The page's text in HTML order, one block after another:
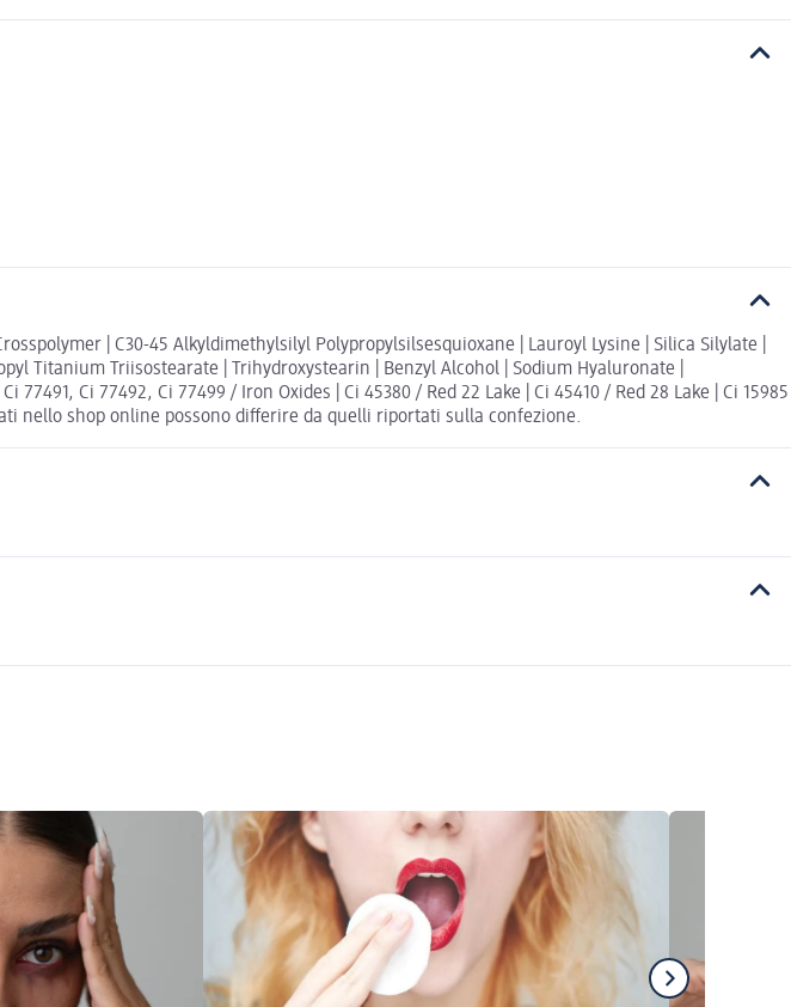
| C30-45 Alkyldimethylsilyl Polypropylsilsesquioxane | Lauroyl Lysine | Silica Silylate |
Titanium Triisostearate | Trihydroxystearin | Benzyl Alcohol | Sodium Hyaluronate |
Ci 77492, Ci 77499 / Iron Oxides | Ci 45380 / Red 22 Lake | Ci 45410 / Red 28 Lake | Ci 15985
nello shop online possono differire da quelli riportati sulla confezione.